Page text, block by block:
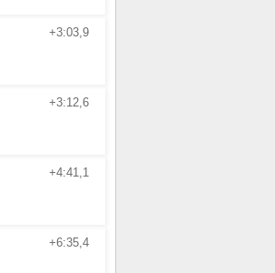
+3:03,9
+3:12,6
+4:41,1
+6:35,4